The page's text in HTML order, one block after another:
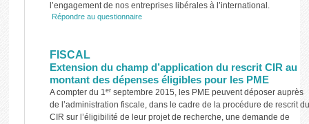
l’engagement de nos entreprises libérales à l’international.
Répondre au questionnaire
FISCAL
Extension du champ d’application du rescrit CIR au
montant des dépenses éligibles pour les PME
A compter du 1erseptembre 2015, les PME peuvent déposer auprès
de l’administration fiscale, dans le cadre de la procédure de rescrit du
CIR sur l’éligibilité de leur projet de recherche, une demande de